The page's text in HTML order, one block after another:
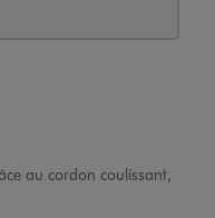
au cordon coulissant,